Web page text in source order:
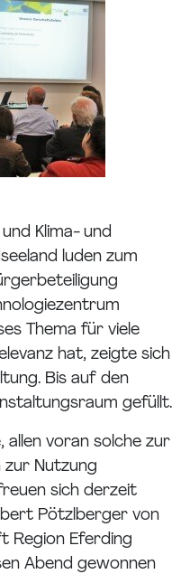
Klima- und
luden zum
Thema für viele
hat, zeigte sich
Bis auf den
gefüllt.
allen voran solche zur
zur Nutzung
sich derzeit
Pötzlberger von
Region Eferding
Abend gewonnen